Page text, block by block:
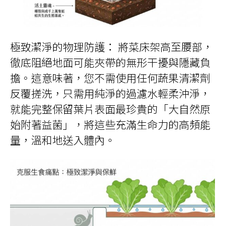
極致潔淨的物理防護： 將菜床架高至腰部，
徹底阻絕地面可能夾帶的無形干擾與隱藏負
擔。這意味著，您不需使用任何蔬果清潔劑
反覆搓洗，只需用純淨的過濾水輕柔沖淨，
就能完整保留葉片表面最珍貴的「大自然原
始附著益菌」，將這些充滿生命力的高頻能
量，溫和地送入體內。